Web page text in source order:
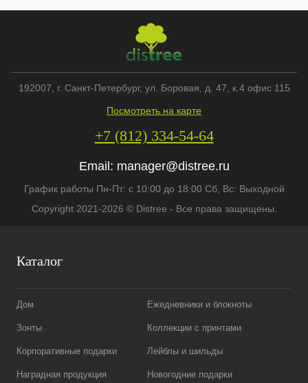
Каталог
Дом Ежедневники и блокноты
Зонты Коллекции с принтами
Корпоративные подарки Лейблы и шильды
Наградная продукция Новогодние подарки
192007 , г. Санкт-Петербург, ул. Боровая, д. 47, к.4 офис 115
Посмотреть на карте
+7 (812) 334-54-64
Email: manager@distree.ru
График работы Пн-Пт: с 10:00 до 18:00 Сб, Вс: Выходной
Copyright 2021-2026 © Distree - Все права защищены.